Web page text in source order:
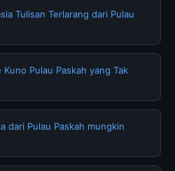
Tulisan Terlarang dari Pulau
Pulau Paskah yang Tak
dari Pulau Paskah mungkin